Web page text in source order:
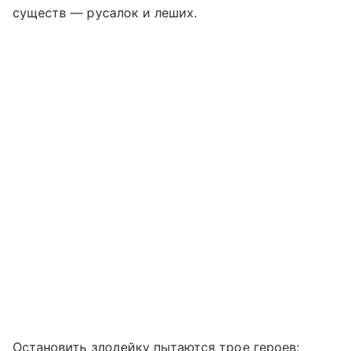
существ — русалок и леших.
Остановить злодейку пытаются трое героев: